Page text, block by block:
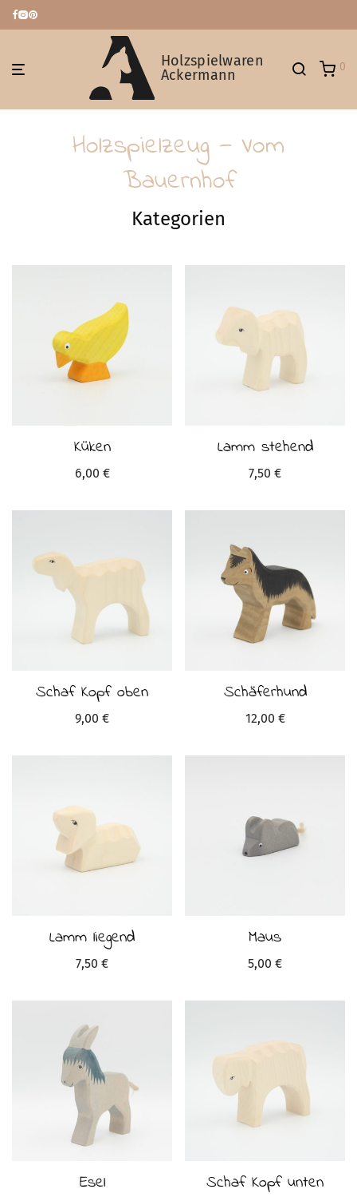
Holzspielwaren
Ackermann
0
Holzspielzeug — Vom
Bauernhof
Kategorien
Küken
6,00 €
Lamm stehend
7,50 €
Schaf Kopf oben
9,00 €
Schäferhund
12,00 €
Lamm liegend
7,50 €
Maus
5,00 €
Esel Schaf Kopf unten